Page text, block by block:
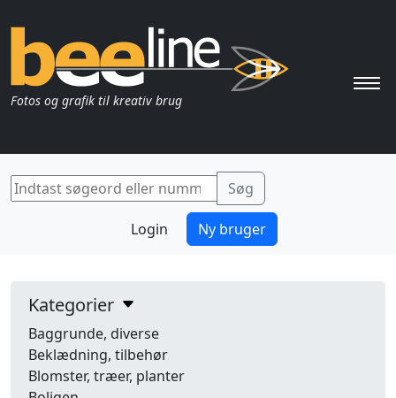
Fotos og grafik til kreativ brug
Login Ny bruger
Kategorier
Baggrunde, diverse
Beklædning, tilbehør
Blomster, træer, planter